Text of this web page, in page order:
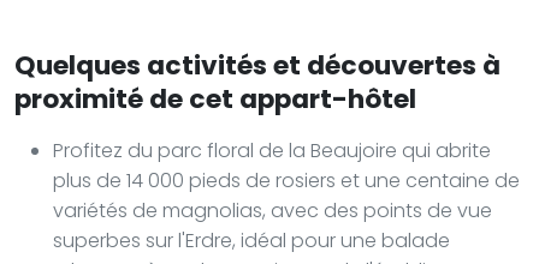
Quelques activités et découvertes à
proximité de cet appart-hôtel
Profitez du parc floral de la Beaujoire qui abrite
plus de 14 000 pieds de rosiers et une centaine de
variétés de magnolias, avec des points de vue
superbes sur l'Erdre, idéal pour une balade